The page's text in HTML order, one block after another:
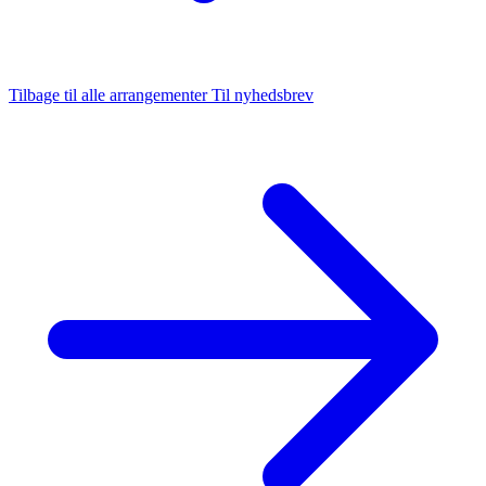
Tilbage til alle arrangementerTil nyhedsbrev